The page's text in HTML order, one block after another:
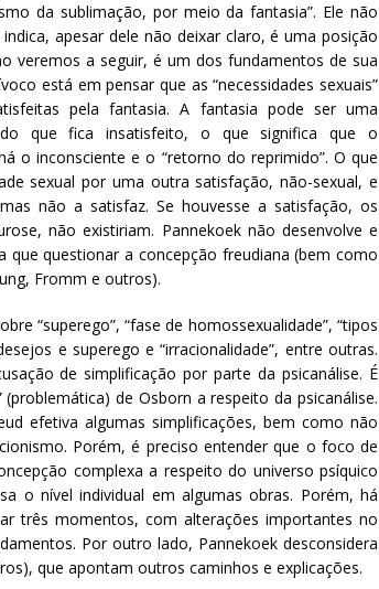
da sublimação, por meio da fantasia”. Ele não
apesar dele não deixar claro, é uma posição
veremos a seguir, é um dos fundamentos de sua
está em pensar que as “necessidades sexuais”
pela fantasia. A fantasia pode ser uma
que fica insatisfeito, o que significa que o
o inconsciente e o “retorno do reprimido”. O que
sexual por uma outra satisfação, não-sexual, e
não a satisfaz. Se houvesse a satisfação, os
não existiriam. Pannekoek não desenvolve e
questionar a concepção freudiana (bem como
Fromm e outros).
“superego”, “fase de homossexualidade”, “tipos
e superego e “irracionalidade”, entre outras.
de simplificação por parte da psicanálise. É
de Osborn a respeito da psicanálise.
efetiva algumas simplificações, bem como não
Porém, é preciso entender que o foco de
complexa a respeito do universo psíquico
o nível individual em algumas obras. Porém, há
três momentos, com alterações importantes no
Por outro lado, Pannekoek desconsidera
que apontam outros caminhos e explicações.